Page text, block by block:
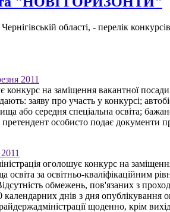
області, - перелік
2011
конкурс на заміщення вакантної
заяву про участь у конкурсі;
або середня спеціальна освіта;
претендент особисто подає
оголошує конкурс на
за освітньо-кваліфікаційним
обмежень, пов'язаних з
днів з дня опублікування
райдержадміністрації щоденно, крім